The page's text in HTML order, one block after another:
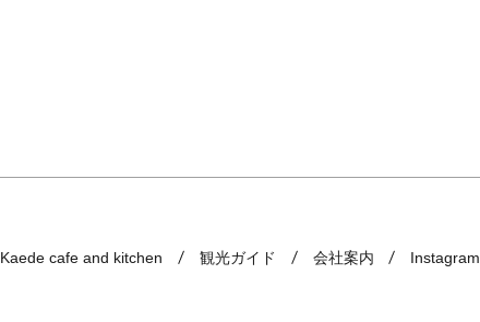
Kaede cafe and kitchen 観光ガイド 会社案内 Instagram